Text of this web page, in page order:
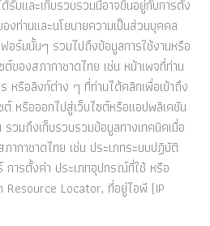
รับและเก็บรวบรวมนี้อาจขึ้นอยู่กับการตั้ง
งท่านและนโยบายความเป็นส่วนบุคคล
อร์มนั้นๆ รวมไปถึงข้อมูลการใช้งานหรือ
ต์ของสภากาชาดไทย เช่น หน้าเพจที่ท่าน
ร หรือลิงก์ต่าง ๆ ที่ท่านได้คลิกเพื่อเข้าถึง
ต์ หรือออกไปสู่เว็บไซต์หรือแอปพลิเคชัน
วมถึงเก็บรวบรวมข้อมูลทางเทคนิคเมื่อ
ภากาชาดไทย เช่น ประเภทระบบปฏิบัติ
การตั้งค่า ประเภทอุปกรณ์ที่ใช้ หรือ
Resource Locator, ที่อยู่ไอพี (IP